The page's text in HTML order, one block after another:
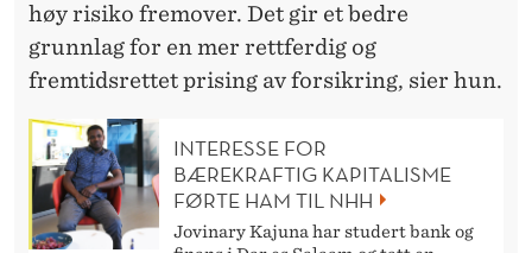
høy risiko fremover. Det gir et bedre
grunnlag for en mer rettferdig og
fremtidsrettet prising av forsikring, sier hun.
INTERESSE FOR
BÆREKRAFTIG KAPITALISME
FØRTE HAM TIL NHH
Jovinary Kajuna har studert bank og